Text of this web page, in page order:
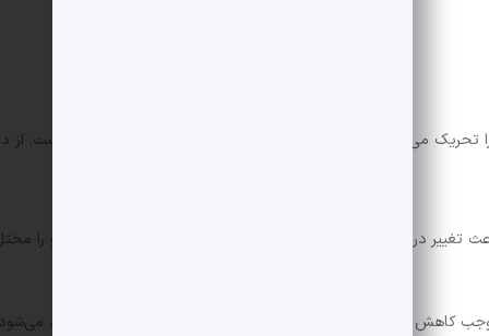
می‌کنند، اما کمبود نور خورشید یکی از اصلی‌ترین دلایل آن است. از
تغییر در ریتم شبانه‌روزی بدن می‌شود که تنظیم خواب و خلق و خو را
کاهش تولید سروتونین، ماده‌ای که در تنظیم خلق‌و‌خو نقش دارد،